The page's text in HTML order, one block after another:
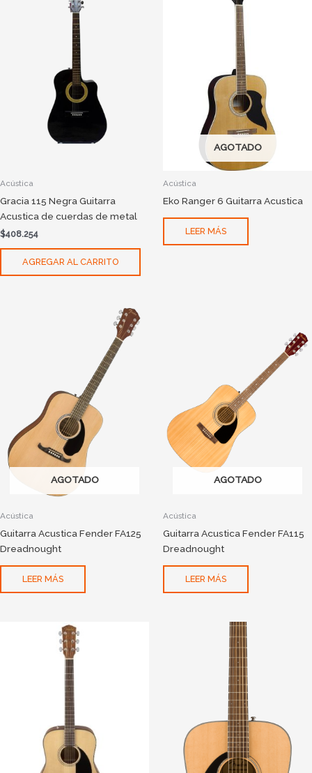
Acústica
Gracia 115 Negra Guitarra
Acustica de cuerdas de metal
$408.254
AGREGAR AL CARRITO
AGOTADO
Acústica
Eko Ranger 6 Guitarra Acustica
LEER MÁS
AGOTADO
Acústica
Guitarra Acustica Fender FA125
Dreadnought
LEER MÁS
AGOTADO
Acústica
Guitarra Acustica Fender FA115
Dreadnought
LEER MÁS